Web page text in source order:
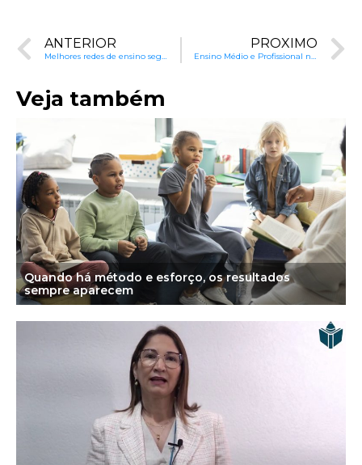
ANTERIOR
Melhores redes de ensino seguem um roteiro: o currículo escolar
PRÓXIMO
Ensino Médio e Profissional no Brasil: Realidades e Desafios
Veja também
Quando há método e esforço, os resultados
sempre aparecem